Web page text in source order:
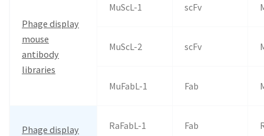
Phage display
mouse
antibody
libraries
MuScL-1 scFv
MuScL-2 scFv
MuFabL-1 Fab
Phage display
RaFabL-1 Fab